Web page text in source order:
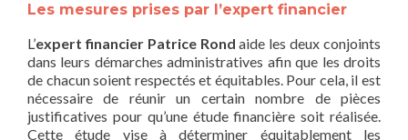
Les mesures prises par l’expert financier
L’expert financier Patrice Rond aide les deux conjoints
dans leurs démarches administratives afin que les droits
de chacun soient respectés et équitables. Pour cela, il est
nécessaire de réunir un certain nombre de pièces
justificatives pour qu’une étude financière soit réalisée.
Cette étude vise à déterminer équitablement les